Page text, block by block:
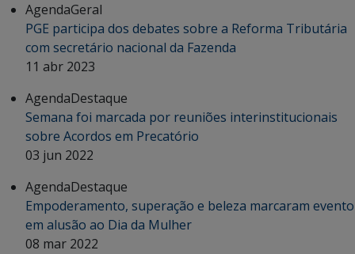
AgendaGeral
PGE participa dos debates sobre a Reforma Tributária
com secretário nacional da Fazenda
11 abr 2023
AgendaDestaque
Semana foi marcada por reuniões interinstitucionais
sobre Acordos em Precatório
03 jun 2022
AgendaDestaque
Empoderamento, superação e beleza marcaram evento
em alusão ao Dia da Mulher
08 mar 2022